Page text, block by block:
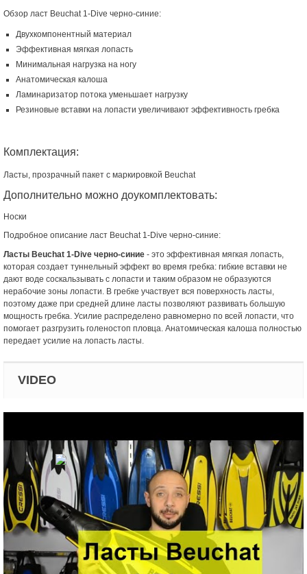
Обзор ласт Beuchat 1-Dive черно-синие:
Двухкомпонентный материал
Эффективная мягкая лопасть
Минимальная нагрузка на ногу
Анатомическая калоша
Ламинаризатор потока уменьшает нагрузку
Резиновые вставки на лопасти увеличивают эффективность гребка
Комплектация:
Ласты, прозрачный пакет с маркировкой Beuchat
Дополнительно можно доукомплектовать:
Носки
Подробное описание ласт Beuchat 1-Dive черно-синие:
Ласты Beuchat 1-Dive черно-синие - это эффективная мягкая лопасть,
которая создает туннельный эффект во время гребка: гибкие вставки не
дают воде соскальзывать с лопасти и таким образом не образуются
нерабочие зоны лопасти. В гребке участвует вся поверхность ласты,
поэтому даже при средней длине ласты позволяют развивать большую
мощность гребка. Усилие распределено равномерно по всей лопасти, что
помогает разгрузить голеностоп пловца. Анатомическая калоша полностью
передает усилие на лопасть ласты.
VIDEO